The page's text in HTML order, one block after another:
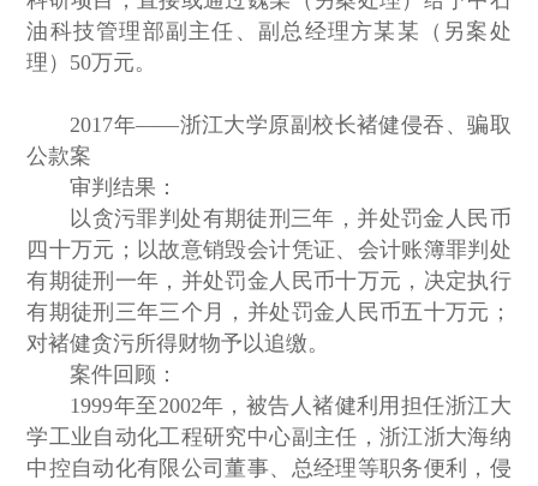
油科技管理部副主任、副总经理方某某（另案处
理）50万元。
2017年——浙江大学原副校长褚健侵吞、骗取
公款案
审判结果：
以贪污罪判处有期徒刑三年，并处罚金人民币
四十万元；以故意销毁会计凭证、会计账簿罪判处
有期徒刑一年，并处罚金人民币十万元，决定执行
有期徒刑三年三个月，并处罚金人民币五十万元；
对褚健贪污所得财物予以追缴。
案件回顾：
1999年至2002年，被告人褚健利用担任浙江大
学工业自动化工程研究中心副主任，浙江浙大海纳
中控自动化有限公司董事、总经理等职务便利，侵